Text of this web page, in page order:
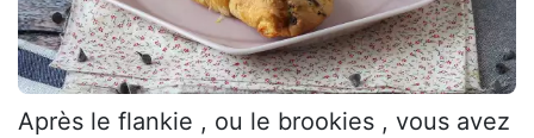
Après le flankie , ou le brookies , vous avez